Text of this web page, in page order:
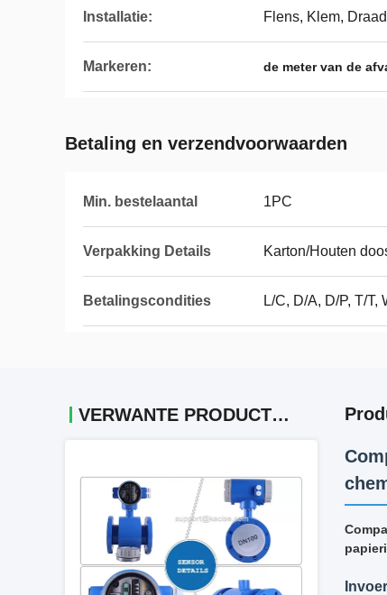
Installatie: Flens, Klem, Draad
Markeren: de meter van de
Betaling en verzendvoorwaarden
Min. bestelaantal 1PC
Verpakking Details Karton/Houten
Betalingscondities L/C, D/A, D/P, T/
VERWANTE PRODUCTEN